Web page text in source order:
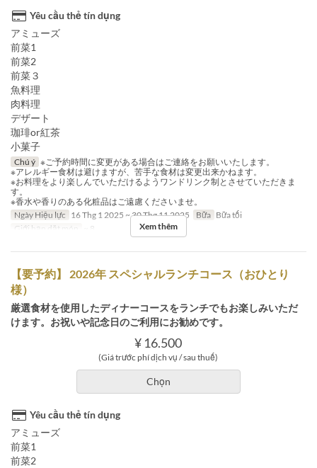
Yêu cầu thẻ tín dụng
アミューズ
前菜1
前菜2
前菜３
魚料理
肉料理
デザート
珈琲or紅茶
小菓子
Chú ý ※ご予約時間に変更がある場合はご連絡をお願いいたします。
※アレルギー食材は避けますが、苦手な食材は変更出来かねます。
※お料理をより楽しんでいただけるようワンドリンク制とさせていただきま
す。
※香水や香りのある化粧品はご遠慮くださいませ。
Ngày Hiệu lực 16 Thg 1 2025 ~ 30 Thg 11 2025 Bữa Bữa tối
Giới hạn dặt món
~ 8 Xem thêm
【要予約】 2026年 スペシャルランチコース（おひとり
様）
厳選食材を使用したディナーコースをランチでもお楽しみいただ
けます。お祝いや記念日のご利用にお勧めです。
¥ 16.500
(Giá trước phí dịch vụ / sau thuế)
Chọn
Yêu cầu thẻ tín dụng
アミューズ
前菜1
前菜2